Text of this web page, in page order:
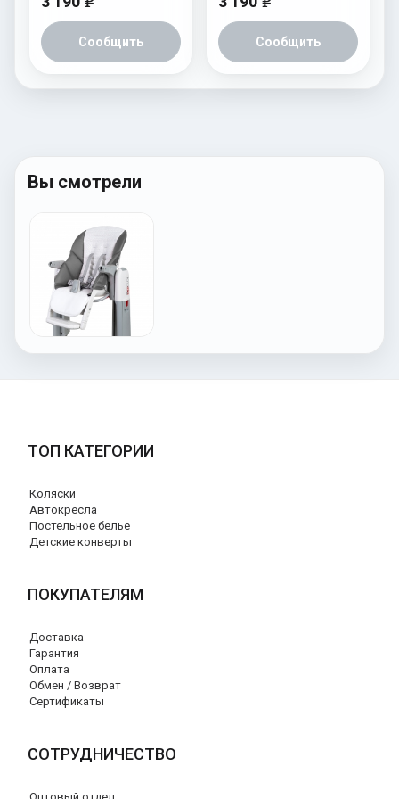
Сообщить Сообщить
Вы смотрели
ТОП КАТЕГОРИИ
Коляски
Автокресла
Постельное белье
Детские конверты
ПОКУПАТЕЛЯМ
Доставка
Гарантия
Оплата
Обмен / Возврат
Сертификаты
СОТРУДНИЧЕСТВО